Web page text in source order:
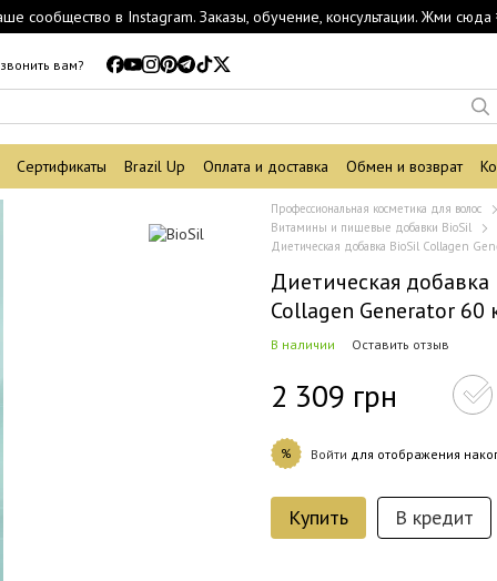
сообщество в Instagram. Заказы, обучение, консультации. Жми сюда
вам?
Сертификаты Brazil Up Оплата и доставка Обмен и возврат
Профессиональная косметика для волос
Витамины и пищевые добавки BioSil
Диетическая добавка BioSil Collagen
Диетическая
Collagen Generator 60
В наличии Оставить отзыв
2 309 грн
% Войти для отображения
Купить В кредит